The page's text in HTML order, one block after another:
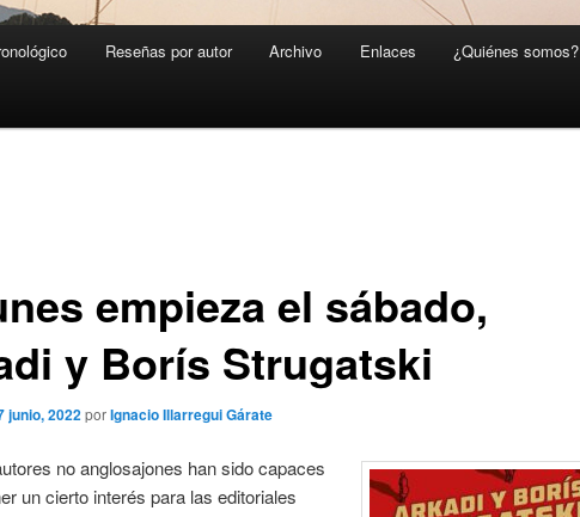
Reseñas por autor Archivo Enlaces ¿Quiénes somos?
empieza el sábado,
y Borís Strugatski
junio, 2022porIgnacio Illarregui Gárate
no anglosajones han sido capaces
un cierto interés para las editoriales